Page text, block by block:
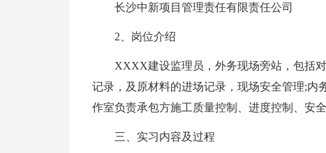
长沙中新项目管理责任有限责任公司
2、岗位介绍
XXXX建设监理员，外务现场旁站，包括
记录，及原材料的进场记录，现场安全管理;内
作室负责承包方施工质量控制、进度控制、安全
三、实习内容及过程